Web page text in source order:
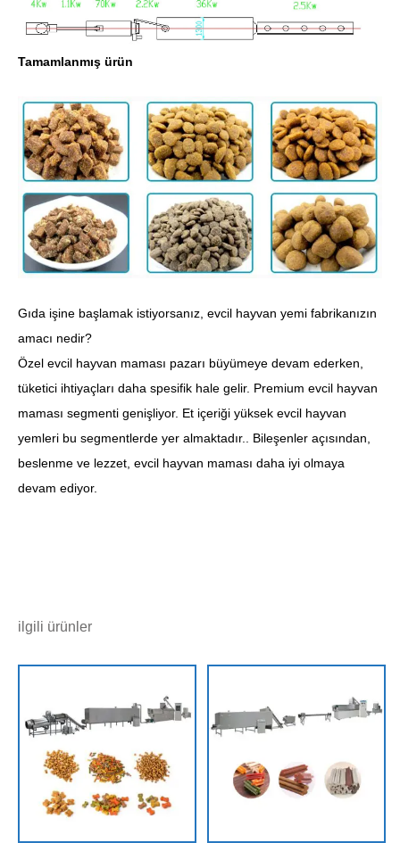
Tamamlanmış ürün
Gıda işine başlamak istiyorsanız, evcil hayvan yemi fabrikanızın
amacı nedir?
Özel evcil hayvan maması pazarı büyümeye devam ederken,
tüketici ihtiyaçları daha spesifik hale gelir. Premium evcil hayvan
maması segmenti genişliyor. Et içeriği yüksek evcil hayvan
yemleri bu segmentlerde yer almaktadır.. Bileşenler açısından,
beslenme ve lezzet, evcil hayvan maması daha iyi olmaya
devam ediyor.
ilgili ürünler